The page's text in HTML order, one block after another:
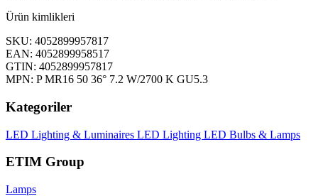
Ürün kimlikleri
SKU: 4052899957817
EAN: 4052899958517
GTIN: 4052899957817
MPN: P MR16 50 36° 7.2 W/2700 K GU5.3
Kategoriler
LED Lighting & Luminaires LED Lighting LED Bulbs & Lamps
ETIM Group
Lamps